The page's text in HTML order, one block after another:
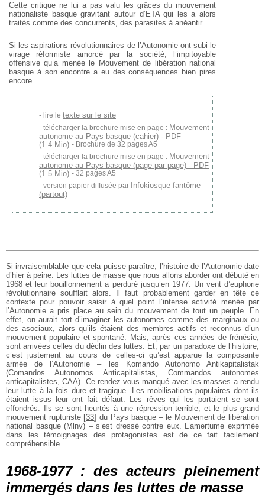
Cette critique ne lui a pas valu les grâces du mouvement
nationaliste basque gravitant autour d’ETA qui les a alors
traités comme des concurrents, des parasites à anéantir.
Si les aspirations révolutionnaires de l’Autonomie ont subi le
virage réformiste amorcé par la société, l’impitoyable
offensive qu’a menée le Mouvement de libération national
basque à son encontre a eu des conséquences bien pires
encore...
lire le texte sur le site
télécharger la brochure mise en page : Mouvement
autonome au Pays basque (cahier) - PDF
(1.4 Mio) - Brochure de 32 pages A5
télécharger la brochure mise en page : Mouvement
autonome au Pays basque (page par page) - PDF
(1.5 Mio) - 32 pages A5
version papier diffusée par Infokiosque fantôme
(partout)
Si invraisemblable que cela puisse paraître, l’histoire de l’Autonomie date
d’hier à peine. Les luttes de masse que nous allons aborder ont débuté en
1968 et leur bouillonnement a perduré jusqu’en 1977. Un vent d’euphorie
révolutionnaire soufflait alors. Il faut probablement garder en tête ce
contexte pour pouvoir saisir à quel point l’intense activité menée par
l’Autonomie a pris place au sein du mouvement de tout un peuple. En
effet, on aurait tort d’imaginer les autonomes comme des marginaux ou
des asociaux, alors qu’ils étaient des membres actifs et reconnus d’un
mouvement populaire et spontané. Mais, après ces années de frénésie,
sont arrivées celles du déclin des luttes. Et, par un paradoxe de l’histoire,
c’est justement au cours de celles-ci qu’est apparue la composante
armée de l’Autonomie – les Komando Autonomo Antikapitalistak
(Comandos Autonomos Anticapitalistas, Commandos autonomes
anticapitalistes, CAA). Ce rendez-vous manqué avec les masses a rendu
leur lutte à la fois dure et tragique. Les mobilisations populaires dont ils
étaient issus leur ont fait défaut. Les rêves qui les portaient se sont
effondrés. Ils se sont heurtés à une répression terrible, et le plus grand
mouvement rupturiste[33] du Pays basque – le Mouvement de libération
national basque (Mlnv) – s’est dressé contre eux. L’amertume exprimée
dans les témoignages des protagonistes est de ce fait facilement
compréhensible.
1968-1977 : des acteurs pleinement
immergés dans les luttes de masse